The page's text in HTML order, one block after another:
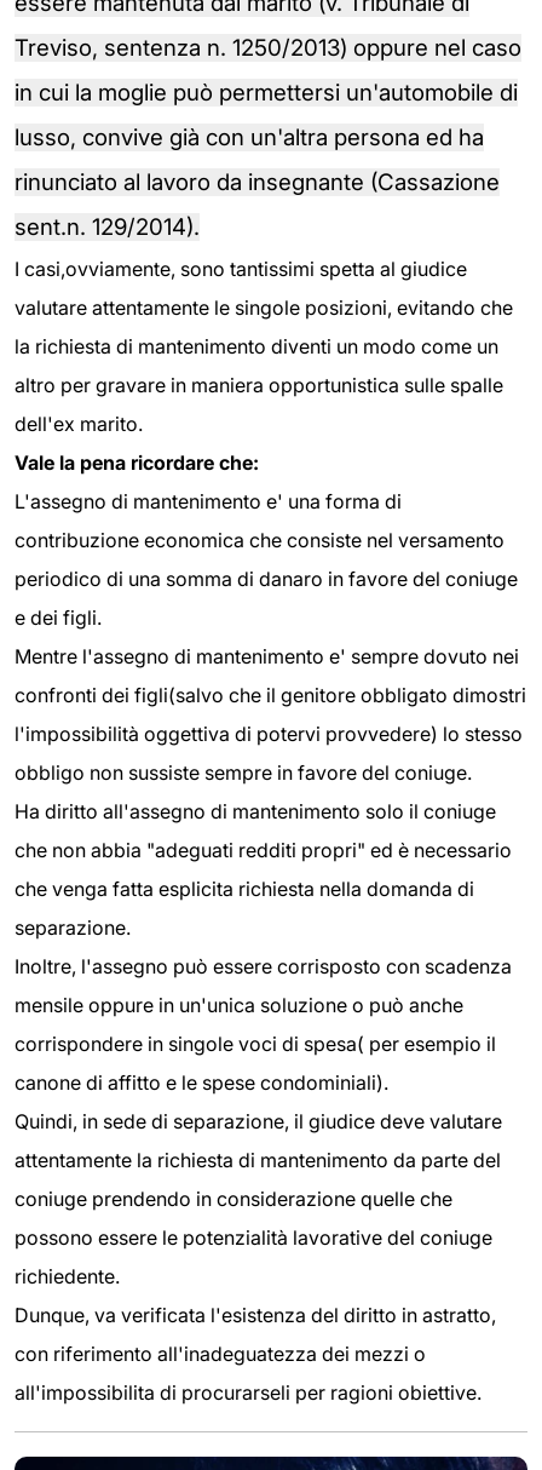
Treviso, sentenza n. 1250/2013) oppure nel caso
in cui la moglie può permettersi un'automobile di
lusso, convive già con un'altra persona ed ha
rinunciato al lavoro da insegnante (Cassazione
sent.n. 129/2014).
I casi,ovviamente, sono tantissimi spetta al giudice
valutare attentamente le singole posizioni, evitando che
la richiesta di mantenimento diventi un modo come un
altro per gravare in maniera opportunistica sulle spalle
dell'ex marito.
Vale la pena ricordare che:
L'assegno di mantenimento e' una forma di
contribuzione economica che consiste nel versamento
periodico di una somma di danaro in favore del coniuge
e dei figli.
Mentre l'assegno di mantenimento e' sempre dovuto nei
confronti dei figli(salvo che il genitore obbligato dimostri
l'impossibilità oggettiva di potervi provvedere) lo stesso
obbligo non sussiste sempre in favore del coniuge.
Ha diritto all'assegno di mantenimento solo il coniuge
che non abbia "adeguati redditi propri" ed è necessario
che venga fatta esplicita richiesta nella domanda di
separazione.
Inoltre, l'assegno può essere corrisposto con scadenza
mensile oppure in un'unica soluzione o può anche
corrispondere in singole voci di spesa( per esempio il
canone di affitto e le spese condominiali).
Quindi, in sede di separazione, il giudice deve valutare
attentamente la richiesta di mantenimento da parte del
coniuge prendendo in considerazione quelle che
possono essere le potenzialità lavorative del coniuge
richiedente.
Dunque, va verificata l'esistenza del diritto in astratto,
con riferimento all'inadeguatezza dei mezzi o
all'impossibilita di procurarseli per ragioni obiettive.